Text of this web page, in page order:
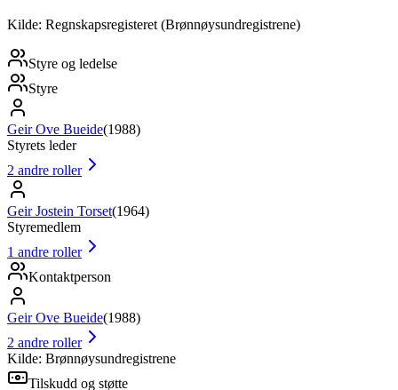
Kilde: Regnskapsregisteret (Brønnøysundregistrene)
Styre og ledelse
Styre
Geir Ove Bueide(1988)
Styrets leder
2 andre roller
Geir Jostein Torset(1964)
Styremedlem
1 andre roller
Kontaktperson
Geir Ove Bueide(1988)
2 andre roller
Kilde: Brønnøysundregistrene
Tilskudd og støtte